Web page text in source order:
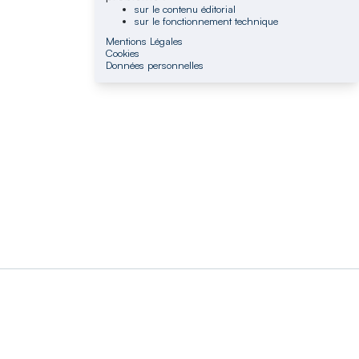
sur le contenu éditorial
sur le fonctionnement technique
Mentions Légales
Cookies
Données personnelles